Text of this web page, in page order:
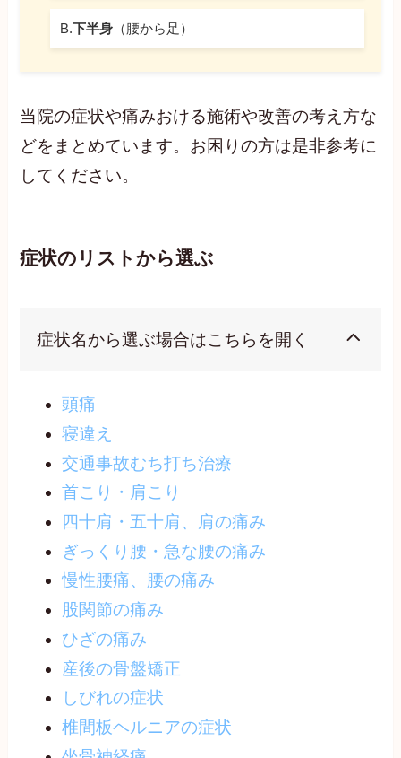
B.下半身 （腰から足）
当院の症状や痛みおける施術や改善の考え方な
どをまとめています。お困りの方は是非参考に
してください。
症状のリストから選ぶ
症状名から選ぶ場合はこちらを開く
頭痛
寝違え
交通事故むち打ち治療
首こり・肩こり
四十肩・五十肩、肩の痛み
ぎっくり腰・急な腰の痛み
慢性腰痛、腰の痛み
股関節の痛み
ひざの痛み
産後の骨盤矯正
しびれの症状
椎間板ヘルニアの症状